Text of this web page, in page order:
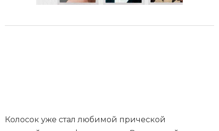
Колосок уже стал любимой прической